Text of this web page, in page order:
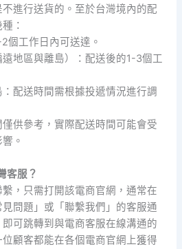
進行送貨的。至於台灣境內的配
：
個工作日內可送達。
地區與離島）：配送後的1-3個工
配送時間需根據投遞情況進行調
供參考，實際配送時間可能會受
。
客服？
，只需打開該電商官網，通常在
問題」或「聯繫我們」的客服通
可跳轉到與電商客服在線溝通的
顧客都能在各個電商官網上獲得